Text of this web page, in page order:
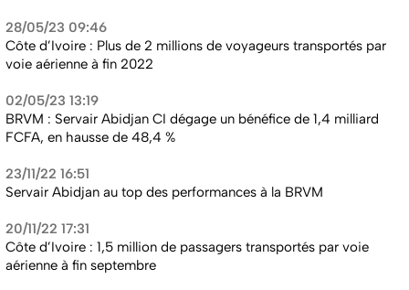
28/05/23 09:46
Côte d’Ivoire : Plus de 2 millions de voyageurs transportés par
voie aérienne à fin 2022
02/05/23 13:19
BRVM : Servair Abidjan CI dégage un bénéfice de 1,4 milliard
FCFA, en hausse de 48,4 %
23/11/22 16:51
Servair Abidjan au top des performances à la BRVM
20/11/22 17:31
Côte d’Ivoire : 1,5 million de passagers transportés par voie
aérienne à fin septembre